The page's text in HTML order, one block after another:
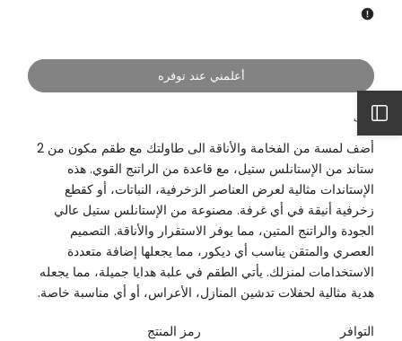
الشريط
الجانبي
بوكس
أعلمني عند توفره
وصف
أضف لمسة من الفخامة والأناقة الى طاولتك مع طقم مكون من 2
ستاند من الإستانلس ستيل، مع قاعدة من الراتنج القوي. هذه
الإستاندات مثالية لعرض العناصر الزخرفية، النباتات، أو كقطع
زخرفية أنيقة في أي غرفة. مصنوعة من الإستانلس ستيل عالي
الجودة والراتنج المتين، مما يوفر الاستقرار والأناقة. التصميم
العصري والمتقن يناسب أي ديكور، مما يجعلها إضافة متعددة
الاستخدامات لمنزلك. يأتي الطقم في علبة هدايا جميلة، مما يجعله
هدية مثالية لحفلات تدشين المنازل، الأعراس، أو أي مناسبة خاصة.
التوافر
رمز المنتج